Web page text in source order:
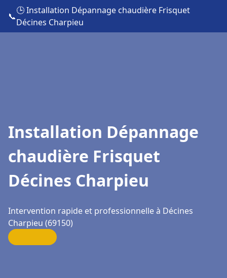
📞
🕒 Installation Dépannage chaudière Frisquet
Décines Charpieu
Installation Dépannage
chaudière Frisquet
Décines Charpieu
Intervention rapide et professionnelle à Décines
Charpieu (69150)